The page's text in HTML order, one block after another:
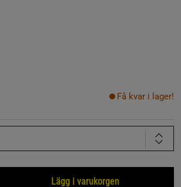
Få kvar i lager!
Lägg i varukorgen